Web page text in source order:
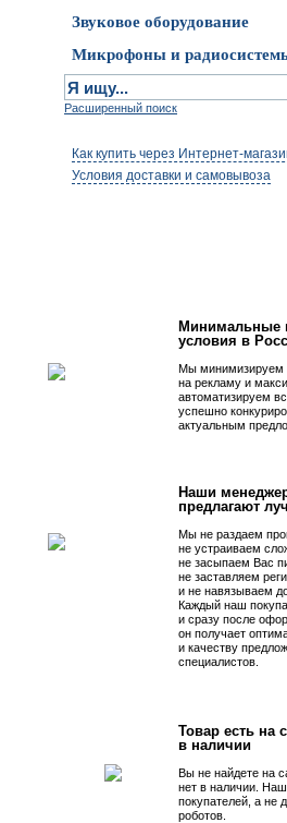
Звуковое оборудование
Микрофоны и
Расширенный поиск
Как купить через Интернет-
Условия доставки и самовывоза
Минимальные
условия в
Мы минимизируем
на рекламу и
автоматизируем
успешно
актуальным
Наши
предлагают
Мы не раздаем
не устраиваем
не засыпаем Вас
не заставляем
и не навязываем
Каждый наш
и сразу после
он получает
и качеству
специалистов.
Товар есть на
в наличии
Вы не найдете на
нет в наличии.
покупателей, а не
роботов.